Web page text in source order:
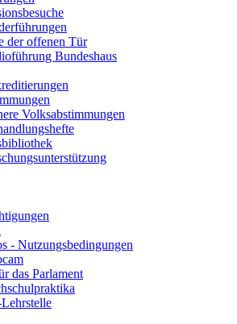
der offenen Tür
Bundeshaus
Volksabstimmungen
- Nutzungsbedingungen
das Parlament